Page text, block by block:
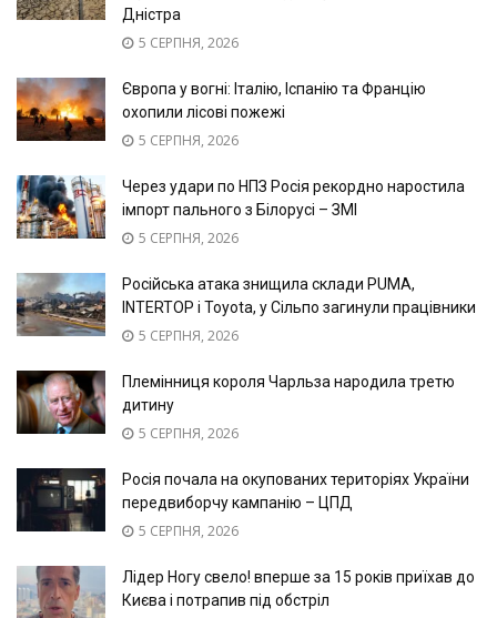
Дністра
5 СЕРПНЯ, 2026
Європа у вогні: Італію, Іспанію та Францію
охопили лісові пожежі
5 СЕРПНЯ, 2026
Через удари по НПЗ Росія рекордно наростила
імпорт пального з Білорусі – ЗМІ
5 СЕРПНЯ, 2026
Російська атака знищила склади PUMA,
INTERTOP і Toyota, у Сільпо загинули працівники
5 СЕРПНЯ, 2026
Племінниця короля Чарльза народила третю
дитину
5 СЕРПНЯ, 2026
Росія почала на окупованих територіях України
передвиборчу кампанію – ЦПД
5 СЕРПНЯ, 2026
Лідер Ногу свело! вперше за 15 років приїхав до
Києва і потрапив під обстріл